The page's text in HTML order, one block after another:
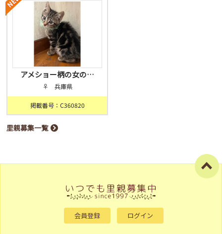
アメショー柄の女の…
♀ 兵庫県
掲載番号：C360820
里親募集一覧
会員登録 ログイン